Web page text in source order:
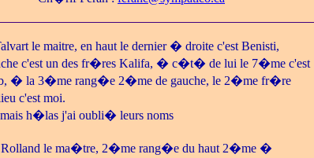
le maitre, en haut le dernier � droite c'est Benisti,
c'est un des fr�res Kalifa, � c�t� de lui le 7�me c'est
� la 3�me rang�e 2�me de gauche, le 2�me fr�re
c'est moi.
mais h�las j'ai oubli� leurs noms
Rolland le ma�tre, 2�me rang�e du haut 2�me �